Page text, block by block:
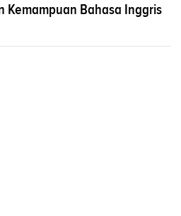
Kemampuan Bahasa Inggris